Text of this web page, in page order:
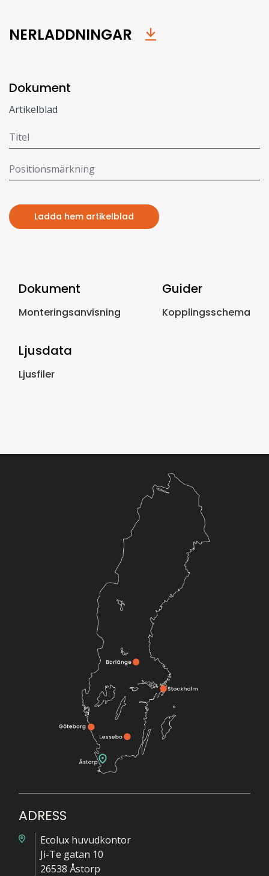
NERLADDNINGAR
Dokument
Artikelblad
Ladda hem artikelblad
Dokument
Monteringsanvisning
Guider
Kopplingsschema
Ljusdata
Ljusfiler
ADRESS
Ecolux huvudkontor
Ji-Te gatan 10
26538 Åstorp